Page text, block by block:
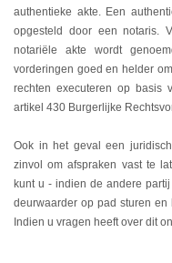
authentieke akte. Een
opgesteld door een notaris.
notariële akte wordt
vorderingen goed en helder
rechten executeren op basis
artikel 430 Burgerlijke
Ook in het geval een
zinvol om afspraken vast te
kunt u - indien de andere
deurwaarder op pad sturen
Indien u vragen heeft over dit